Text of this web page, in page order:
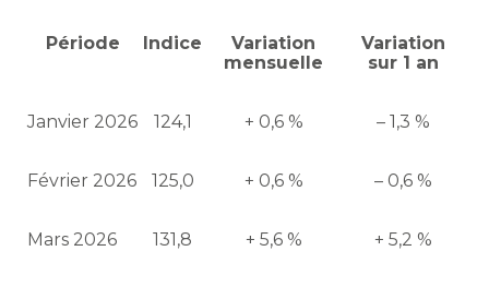
Période Indice
Variation
mensuelle
Variation
sur 1 an
Janvier 2026 124,1 + 0,6 % – 1,3 %
Février 2026 125,0 + 0,6 % – 0,6 %
Mars 2026 131,8 + 5,6 % + 5,2 %